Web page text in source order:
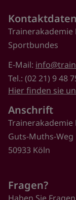
Kontaktdaten
Trainerakademie
Sportbundes
E-Mail:
Tel.: (02 21) 9 48
Hier finden sie
Anschrift
Trainerakademie
Guts-Muths-Weg
50933 Köln
Fragen?